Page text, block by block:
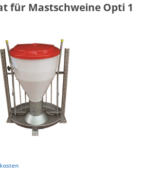
für Mastschweine Opti 1